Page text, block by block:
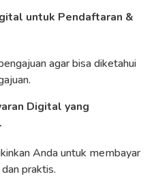
untuk Pendaftaran &
agar bisa diketahui
Digital yang
Anda untuk membayar
praktis.